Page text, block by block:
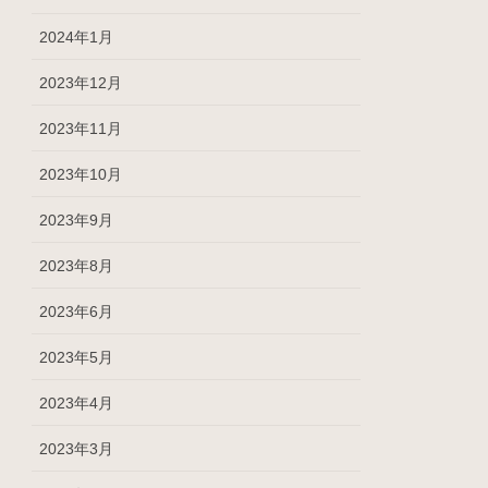
2024年1月
2023年12月
2023年11月
2023年10月
2023年9月
2023年8月
2023年6月
2023年5月
2023年4月
2023年3月